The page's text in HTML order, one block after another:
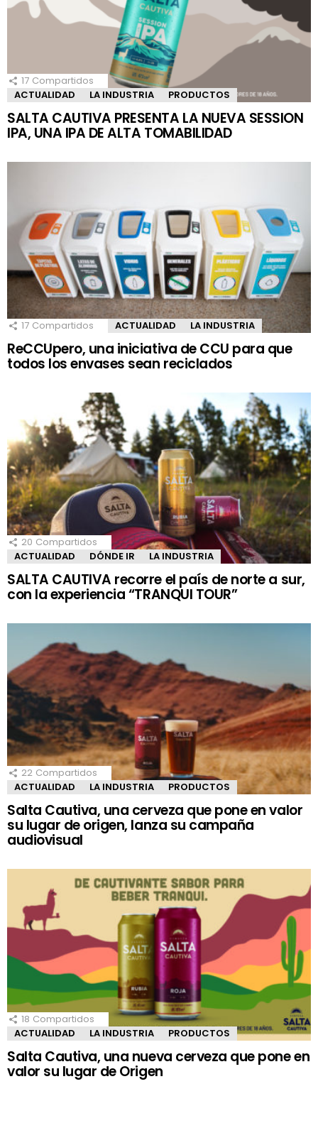
17 Compartidos
ACTUALIDAD
LA INDUSTRIA PRODUCTOS
SALTA CAUTIVA PRESENTA LA NUEVA SESSION
IPA, UNA IPA DE ALTA TOMABILIDAD
17 Compartidos ACTUALIDAD LA INDUSTRIA
ReCCUpero, una iniciativa de CCU para que
todos los envases sean reciclados
20 Compartidos
ACTUALIDAD
DÓNDE IR LA INDUSTRIA
SALTA CAUTIVA recorre el país de norte a sur,
con la experiencia “TRANQUI TOUR”
22 Compartidos
ACTUALIDAD
LA INDUSTRIA PRODUCTOS
Salta Cautiva, una cerveza que pone en valor
su lugar de origen, lanza su campaña
audiovisual
18 Compartidos
ACTUALIDAD
LA INDUSTRIA PRODUCTOS
Salta Cautiva, una nueva cerveza que pone en
valor su lugar de Origen